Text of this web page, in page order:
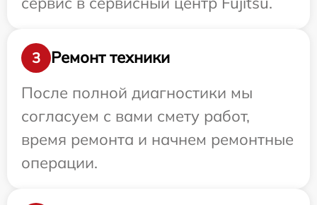
3
Ремонт техники
После полной диагностики мы
согласуем с вами смету работ,
время ремонта и начнем ремонтные
операции.